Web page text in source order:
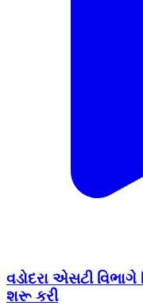
વડોદરા એસટી વિભાગે
શરૂ કરી